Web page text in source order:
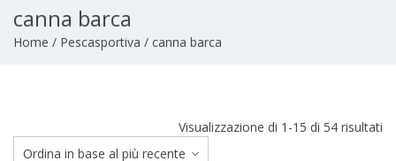
canna barca
Home / Pescasportiva / canna barca
Visualizzazione di 1-15 di 54 risultati